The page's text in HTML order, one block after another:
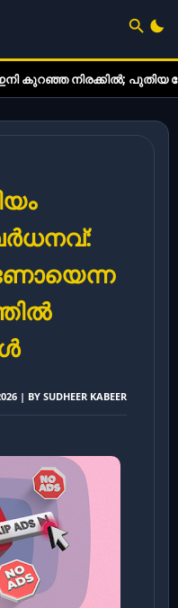
പുതിയ മോഡലുകൾ
| BY SUDHEER KABEER